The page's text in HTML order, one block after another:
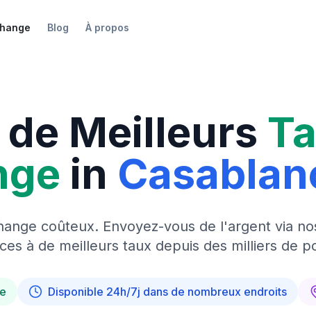
Blog À propos
Meilleurs
in
coûteux. Envoyez-vous de l'argent via
à de meilleurs taux depuis des milliers de
Disponible 24h/7j dans de nombreux endroits